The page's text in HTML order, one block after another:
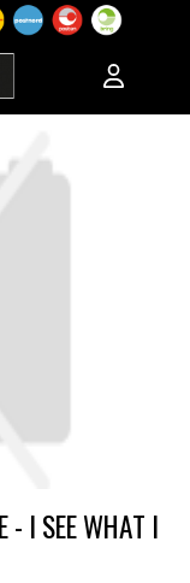
- I SEE WHAT I